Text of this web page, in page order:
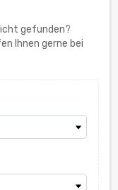
gefunden?
Ihnen gerne bei